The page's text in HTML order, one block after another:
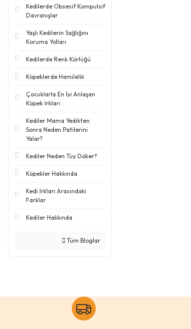
Kedilerde Obsesif Kompulsif
Davranışlar
Yaşlı Kedilerin Sağlığını
Koruma Yolları
Kedilerde Renk Körlüğü
Köpeklerde Hamilelik
Çocuklarla En İyi Anlaşan
Köpek Irkları
Kediler Mama Yedikten
Sonra Neden Patilerini
Yalar?
Kediler Neden Tüy Döker?
Köpekler Hakkında
Kedi Irkları Arasındaki
Farklar
Kediler Hakkında
Tüm Bloglar